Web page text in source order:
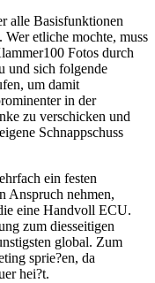
alle Basisfunktionen
etliche mochte, muss
Fotos durch
und sich folgende
um damit
in der
zu verschicken und
Schnappschuss
ein festen
Anspruch nehmen,
eine Handvoll ECU.
zum diesseitigen
global. Zum
sprie?en, da
hei?t.